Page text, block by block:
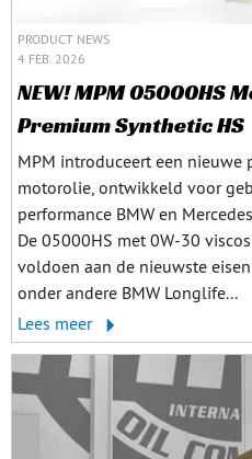
PRODUCT NEWS
4 FEB. 2026
NEW! MPM 05000HS
Premium Synthetic HS
MPM introduceert een nieuwe
motorolie, ontwikkeld voor
performance BMW en
De 05000HS met 0W-30
voldoen aan de nieuwste
onder andere BMW Longlife...
Lees meer